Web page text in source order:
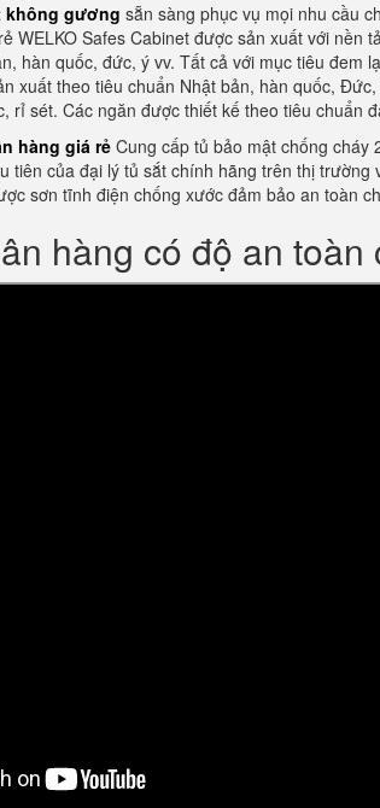
không gương sẵn sàng phục vụ mọi nhu cầu
WELKO Safes Cabinet được sản xuất với nền
hàn quốc, đức, ý vv. Tất cả với mục tiêu đem
xuất theo tiêu chuẩn Nhật bản, hàn quốc,
rỉ sét. Các ngăn được thiết kế theo tiêu chuẩn
hàng giá rẻ Cung cấp tủ bảo mật chống cháy
tiên của đại lý tủ sắt chính hãng trên thị
sơn tĩnh điện chống xước đảm bảo an toàn
hàng có độ an